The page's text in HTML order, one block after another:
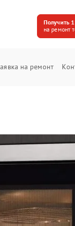
Получить
на ремонт
на ремонт